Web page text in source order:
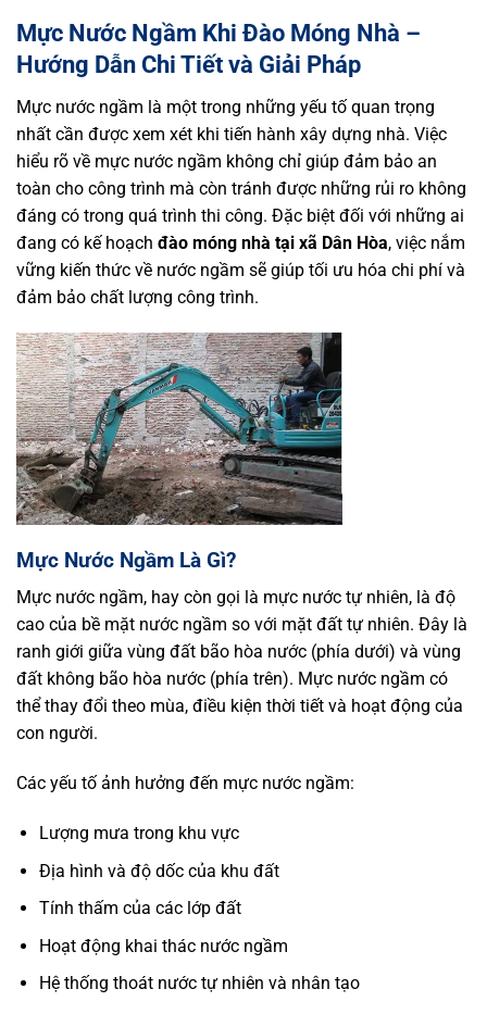
Mực Nước Ngầm Khi Đào Móng Nhà –
Hướng Dẫn Chi Tiết và Giải Pháp
Mực nước ngầm là một trong những yếu tố quan trọng
nhất cần được xem xét khi tiến hành xây dựng nhà. Việc
hiểu rõ về mực nước ngầm không chỉ giúp đảm bảo an
toàn cho công trình mà còn tránh được những rủi ro không
đáng có trong quá trình thi công. Đặc biệt đối với những ai
đang có kế hoạch đào móng nhà tại xã Dân Hòa, việc nắm
vững kiến thức về nước ngầm sẽ giúp tối ưu hóa chi phí và
đảm bảo chất lượng công trình.
Mực Nước Ngầm Là Gì?
Mực nước ngầm, hay còn gọi là mực nước tự nhiên, là độ
cao của bề mặt nước ngầm so với mặt đất tự nhiên. Đây là
ranh giới giữa vùng đất bão hòa nước (phía dưới) và vùng
đất không bão hòa nước (phía trên). Mực nước ngầm có
thể thay đổi theo mùa, điều kiện thời tiết và hoạt động của
con người.
Các yếu tố ảnh hưởng đến mực nước ngầm:
Lượng mưa trong khu vực
Địa hình và độ dốc của khu đất
Tính thấm của các lớp đất
Hoạt động khai thác nước ngầm
Hệ thống thoát nước tự nhiên và nhân tạo